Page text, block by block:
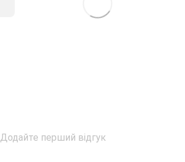
Додайте перший відгук